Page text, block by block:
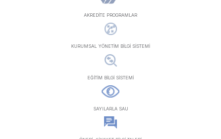
AKREDİTE PROGRAMLAR
KURUMSAL YÖNETİM BİLGİ SİSTEMİ
EĞİTİM BİLGİ SİSTEMİ
SAYILARLA SAU